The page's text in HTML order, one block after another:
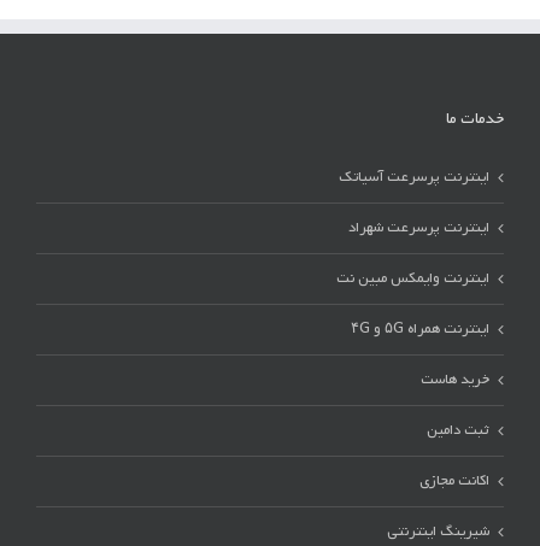
خدمات ما
اینترنت پرسرعت آسیاتک
اینترنت پرسرعت شهراد
اینترنت وایمکس مبین نت
اینترنت همراه ۵G و ۴G
خرید هاست
ثبت دامین
اکانت مجازی
شیرینگ اینترنتی